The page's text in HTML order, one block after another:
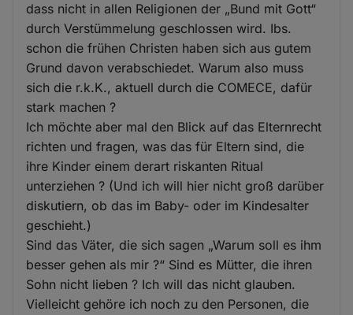
dass nicht in allen Religionen der „Bund mit Gott“
durch Verstümmelung geschlossen wird. Ibs.
schon die frühen Christen haben sich aus gutem
Grund davon verabschiedet. Warum also muss
sich die r.k.K., aktuell durch die COMECE, dafür
stark machen ?
Ich möchte aber mal den Blick auf das Elternrecht
richten und fragen, was das für Eltern sind, die
ihre Kinder einem derart riskanten Ritual
unterziehen ? (Und ich will hier nicht groß darüber
diskutiern, ob das im Baby- oder im Kindesalter
geschieht.)
Sind das Väter, die sich sagen „Warum soll es ihm
besser gehen als mir ?“ Sind es Mütter, die ihren
Sohn nicht lieben ? Ich will das nicht glauben.
Vielleicht gehöre ich noch zu den Personen, die